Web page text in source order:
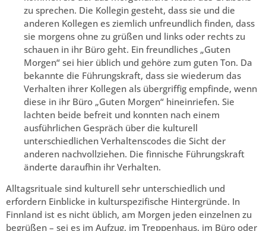
zu sprechen. Die Kollegin gesteht, dass sie und die
anderen Kollegen es ziemlich unfreundlich finden, dass
sie morgens ohne zu grüßen und links oder rechts zu
schauen in ihr Büro geht. Ein freundliches „Guten
Morgen“ sei hier üblich und gehöre zum guten Ton. Da
bekannte die Führungskraft, dass sie wiederum das
Verhalten ihrer Kollegen als übergriffig empfinde, wenn
diese in ihr Büro „Guten Morgen“ hineinriefen. Sie
lachten beide befreit und konnten nach einem
ausführlichen Gespräch über die kulturell
unterschiedlichen Verhaltenscodes die Sicht der
anderen nachvollziehen. Die finnische Führungskraft
änderte daraufhin ihr Verhalten.
Alltagsrituale sind kulturell sehr unterschiedlich und
erfordern Einblicke in kulturspezifische Hintergründe. In
Finnland ist es nicht üblich, am Morgen jeden einzelnen zu
begrüßen – sei es im Aufzug, im Treppenhaus, im Büro oder